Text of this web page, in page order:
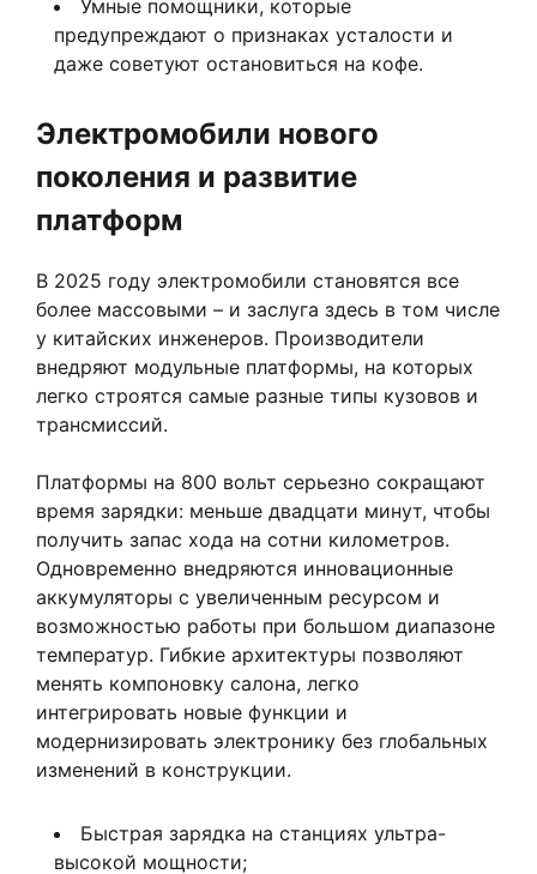
Умные помощники, которые
предупреждают о признаках усталости и
даже советуют остановиться на кофе.
Электромобили нового
поколения и развитие
платформ
В 2025 году электромобили становятся все
более массовыми – и заслуга здесь в том числе
у китайских инженеров. Производители
внедряют модульные платформы, на которых
легко строятся самые разные типы кузовов и
трансмиссий.
Платформы на 800 вольт серьезно сокращают
время зарядки: меньше двадцати минут, чтобы
получить запас хода на сотни километров.
Одновременно внедряются инновационные
аккумуляторы с увеличенным ресурсом и
возможностью работы при большом диапазоне
температур. Гибкие архитектуры позволяют
менять компоновку салона, легко
интегрировать новые функции и
модернизировать электронику без глобальных
изменений в конструкции.
Быстрая зарядка на станциях ультра-
высокой мощности;